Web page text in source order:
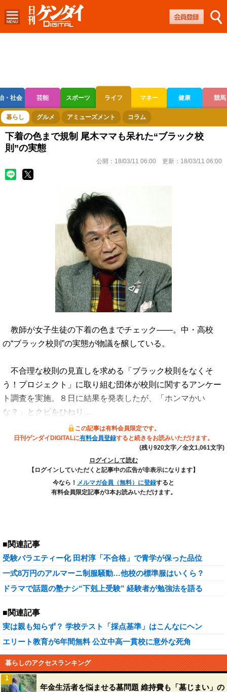
・社会 芸能 スポーツ ライフ マネー 健康 競馬
ボートレース 競輪 オートレース
暮らし グルメ アミューズメント コラム
下着の色まで規制 尾木ママも呆れた“ブラック校
則”の実態
公開： 18/03/11 06:00 更新： 18/03/11 06:00
教師が女子生徒の下着の色までチェック――。中・高校
の“ブラック校則”の実態が物議を醸している。
不合理な校則の見直しを求める「ブラック校則をなくそ
う！プロジェクト」に取り組む団体が校則に関するアンケー
ト調査を実施。８日に結果を発表したが、「ホンマかい
な？」とクビをひねり…
この記事は有料会員限定です。
日刊ゲンダイDIGITALに有料会員登録すると続きをお読みいただけます。
(残り920文字／全文1,061文字)
ログインして読む
【ログインしていただくと記事中の広告が非表示になります】
今なら！ メルマガ会員（無料）に登録すると
有料会員限定記事が3本お読みいただけます。
■関連記事
受験バラエティー化 田村淳「不合格」で青学が保った品位
一式8万円のアルマーニ制服騒動…他校の標準服はいくら？
ドラマで話題の塾ナシ“下剋上受験” 経験者が勉強法を語る
■関連記事
実は親も知らず？ 学校テスト「採点基準」はこんなにヘン
エリート教育が6年間無料 公立中高一貫校に意外な死角
暮らしのアクセスランキング
年金生活者を悩ませる墓問題 維持費も「墓じまい」の
1